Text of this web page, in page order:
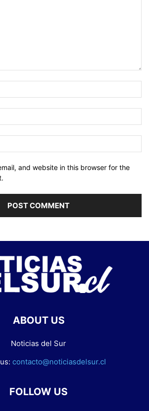
and website in this browser for the
ABOUT US
Noticias del Sur
contacto@noticiasdelsur.cl
FOLLOW US